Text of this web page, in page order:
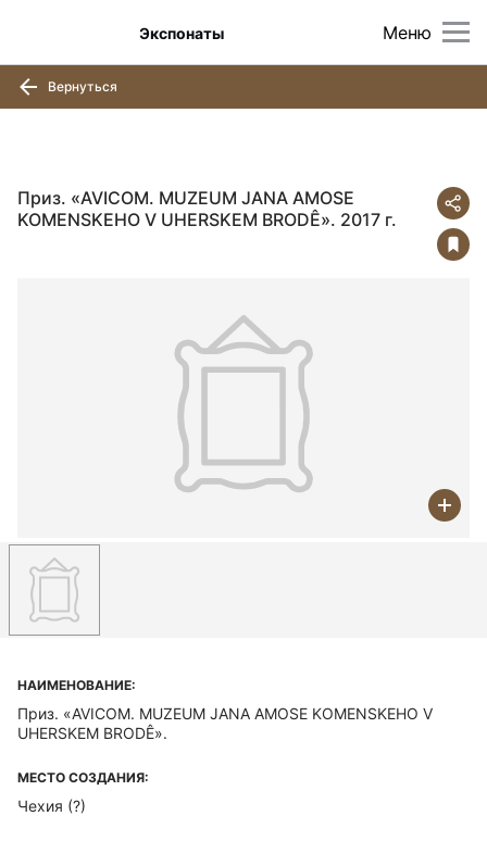
Меню
Экспонаты
Вернуться
Приз. «AVICOM. MUZEUM JANA AMOSE
KOMENSKEHO V UHERSKEM BRODÊ». 2017 г.
НАИМЕНОВАНИЕ:
Приз. «AVICOM. MUZEUM JANA AMOSE KOMENSKEHO V
UHERSKEM BRODÊ».
МЕСТО СОЗДАНИЯ:
Чехия (?)